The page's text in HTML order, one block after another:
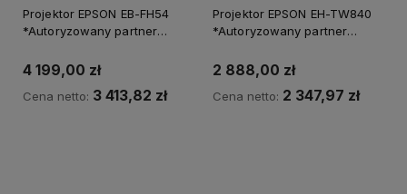
Projektor EPSON EB-FH54
*Autoryzowany partner
4 199,00 zł
Cena netto: 3 413,82 zł
Projektor EPSON EH-TW840
*Autoryzowany partner
2 888,00 zł
Cena netto: 2 347,97 zł